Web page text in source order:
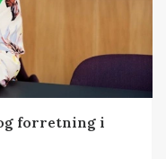
forretning i